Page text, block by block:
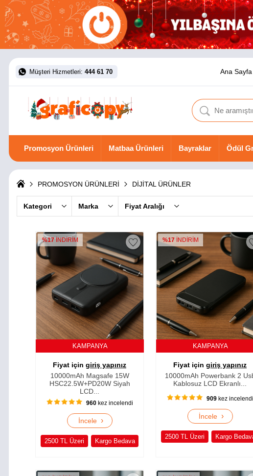
Müşteri Hizmetleri: 444 61 70 Ana Sayfa
Promosyon Ürünleri Matbaa Ürünleri Bayraklar Ödül
PROMOSYON ÜRÜNLERİ DİJİTAL ÜRÜNLER
Kategori Marka Fiyat Aralığı
%17İNDİRİM
KAMPANYA
Fiyat için giriş yapınız
10000mAh Magsafe 15W
HSC22.5W+PD20W Siyah
LCD...
960kez incelendi
İncele ›
2500 TL Üzeri Kargo Bedava
%17 İNDİRİM
KAMPANYA
Fiyat için giriş yapınız
10000mAh Powerbank 2
Kablosuz LCD Ekranlı...
909kez incelendi
İncele ›
2500 TL Üzeri Kargo